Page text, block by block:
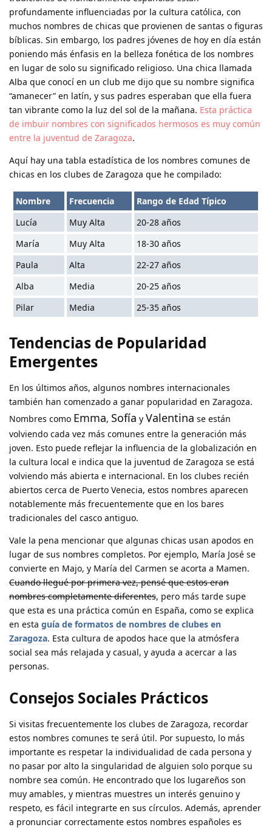
profundamente influenciadas por la cultura católica, con
muchos nombres de chicas que provienen de santas o figuras
bíblicas. Sin embargo, los padres jóvenes de hoy en día están
poniendo más énfasis en la belleza fonética de los nombres
en lugar de solo su significado religioso. Una chica llamada
Alba que conocí en un club me dijo que su nombre significa
“amanecer” en latín, y sus padres esperaban que ella fuera
tan vibrante como la luz del sol de la mañana. Esta práctica
de imbuir nombres con significados hermosos es muy común
entre la juventud de Zaragoza.
Aquí hay una tabla estadística de los nombres comunes de
chicas en los clubes de Zaragoza que he compilado:
Nombre Frecuencia
Rango de Edad Típico
Lucía
Muy Alta
20-28 años
María
Muy Alta
18-30 años
Paula
Alta
22-27 años
Alba
Media
20-25 años
Pilar
Media 25-35 años
Tendencias de Popularidad
Emergentes
En los últimos años, algunos nombres internacionales
también han comenzado a ganar popularidad en Zaragoza.
Nombres como Emma, Sofía y Valentina se están
volviendo cada vez más comunes entre la generación más
joven. Esto puede reflejar la influencia de la globalización en
la cultura local e indica que la juventud de Zaragoza se está
volviendo más abierta e internacional. En los clubes recién
abiertos cerca de Puerto Venecia, estos nombres aparecen
notablemente más frecuentemente que en los bares
tradicionales del casco antiguo.
Vale la pena mencionar que algunas chicas usan apodos en
lugar de sus nombres completos. Por ejemplo, María José se
convierte en Majo, y María del Carmen se acorta a Mamen.
Cuando llegué por primera vez, pensé que estos eran
nombres completamente diferentes, pero más tarde supe
que esta es una práctica común en España, como se explica
en esta guía de formatos de nombres de clubes en
Zaragoza. Esta cultura de apodos hace que la atmósfera
social sea más relajada y casual, y ayuda a acercar a las
personas.
Consejos Sociales Prácticos
Si visitas frecuentemente los clubes de Zaragoza, recordar
estos nombres comunes te será útil. Por supuesto, lo más
importante es respetar la individualidad de cada persona y
no pasar por alto la singularidad de alguien solo porque su
nombre sea común. He encontrado que los lugareños son
muy amables, y mientras muestres un interés genuino y
respeto, es fácil integrarte en sus círculos. Además, aprender
a pronunciar correctamente estos nombres españoles es